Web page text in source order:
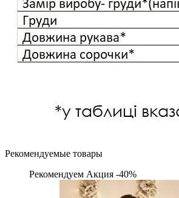
Рекомендуемые товары
Рекомендуем Акция -40%